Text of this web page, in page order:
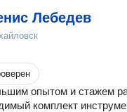
Лебедев
опытом и стажем
комплект